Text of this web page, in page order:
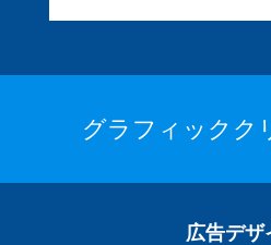
グラフィックク
広告デザ